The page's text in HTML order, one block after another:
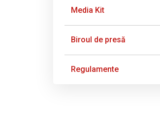
Media Kit
Biroul de presă
Regulamente